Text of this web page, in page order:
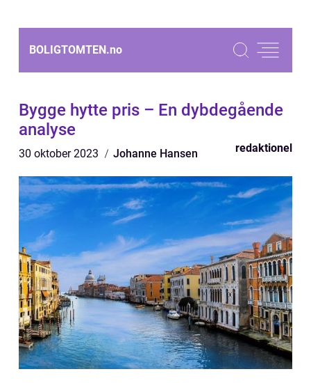
BOLIGTOMTEN.no
Bygge hytte pris – En dybdegående
analyse
30 oktober 2023 Johanne Hansen redaktionel